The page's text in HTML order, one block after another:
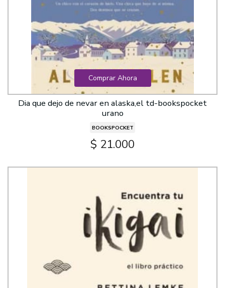
Comprar Ahora
Dia que dejo de nevar en alaska,el td-bookspocket
urano
BOOKSPOCKET
$ 21.000